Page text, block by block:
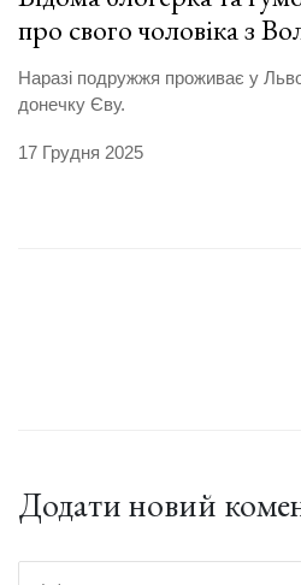
про свого чоловіка з
Наразі подружжя проживає у
донечку Єву.
17 Грудня 2025
Додати новий